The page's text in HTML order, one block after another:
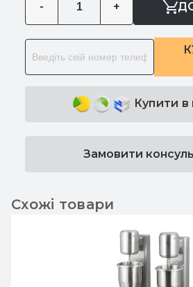
- +
Купити
Замовити
Схожі товари